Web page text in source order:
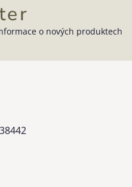
o nových produktech